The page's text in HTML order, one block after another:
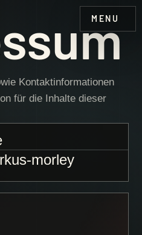
MENU
morley
Kontaktinformationen
für die Inhalte dieser